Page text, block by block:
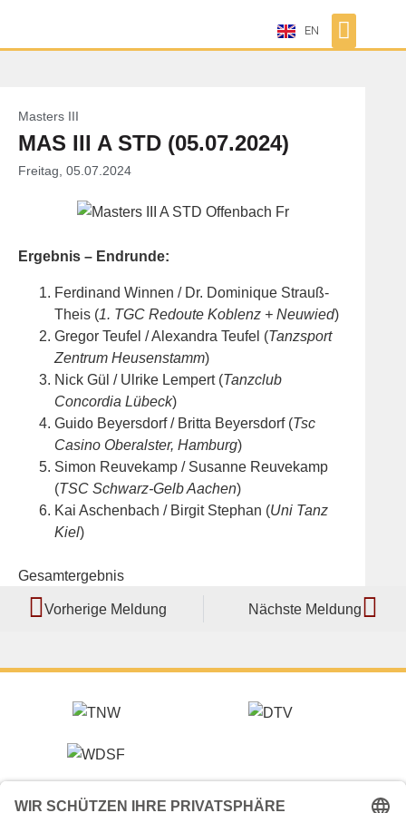
EN
Masters III
MAS III A STD (05.07.2024)
Freitag, 05.07.2024
Ergebnis – Endrunde:
Ferdinand Winnen / Dr. Dominique Strauß-
Theis (1. TGC Redoute Koblenz + Neuwied)
Gregor Teufel / Alexandra Teufel (Tanzsport
Zentrum Heusenstamm)
Nick Gül / Ulrike Lempert (Tanzclub
Concordia Lübeck)
Guido Beyersdorf / Britta Beyersdorf (Tsc
Casino Oberalster, Hamburg)
Simon Reuvekamp / Susanne Reuvekamp
(TSC Schwarz-Gelb Aachen)
Kai Aschenbach / Birgit Stephan (Uni Tanz
Kiel)
Gesamtergebnis
Vorherige Meldung Nächste Meldung